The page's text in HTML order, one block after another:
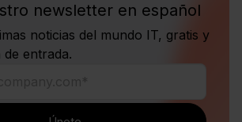
newsletter en español
noticias del mundo IT, gratis y
de entrada.